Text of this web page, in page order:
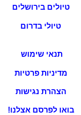
טיולים בירושלים
טיולי בדרום
תנאי שימוש
מדיניות פרטיות
הצהרת נגישות
בואו לפרסם אצלנו!